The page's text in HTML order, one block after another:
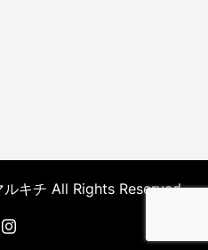
キチ All Rights Reserved.